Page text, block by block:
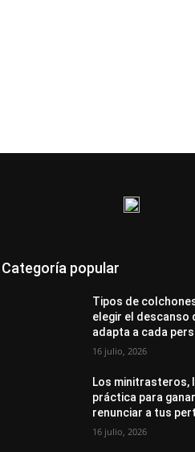
Categoría popular
Tipos de
elegir el descanso
adapta a cada
16 julio, 2026
Los minitrasteros,
práctica para
renunciar a tus
16 julio, 2026